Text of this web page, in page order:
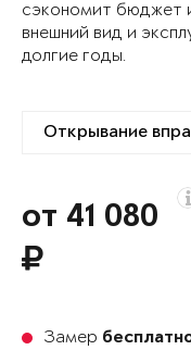
сэкономит бюджет
внешний вид и
долгие годы.
от 41 080
Замер